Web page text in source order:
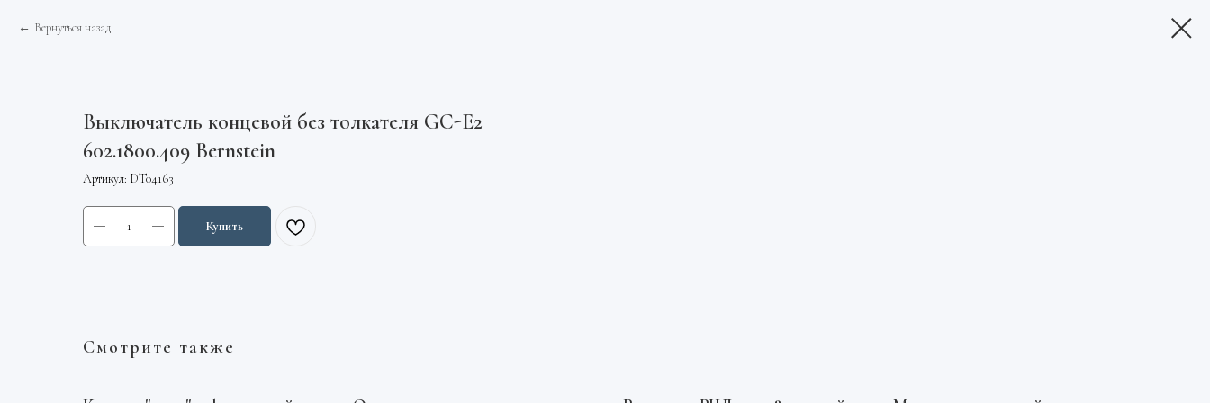
Вернуться назад
Выключатель концевой без толкателя GC-E2
602.1800.409 Bernstein
Артикул: DT04163
Купить
Смотрите также